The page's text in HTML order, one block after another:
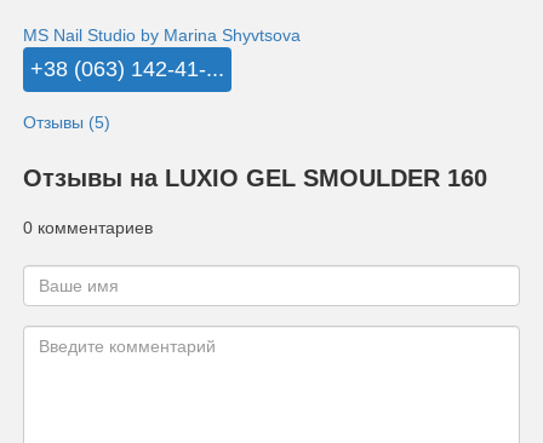
MS Nail Studio by Marina Shyvtsova
+38 (063) 142-41-...
Отзывы (5)
Отзывы на LUXIO GEL SMOULDER 160
0 комментариев